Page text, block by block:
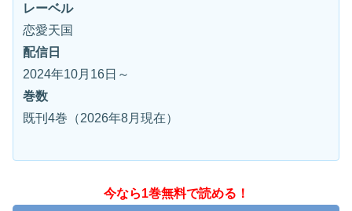
レーベル
恋愛天国
配信日
2024年10月16日～
巻数
既刊4巻（2026年8月現在）
今なら1巻無料で読める！